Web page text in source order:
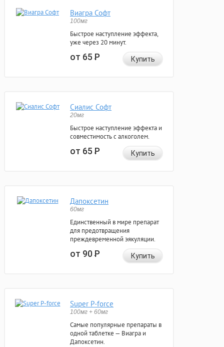
Виагра Софт
100мг
Быстрое наступление эффекта,
уже через 20 минут.
от 65Р Купить
Сиалис Софт
20мг
Быстрое наступление эффекта и
совместимость с алкоголем.
от 65Р Купить
Дапоксетин
60мг
Единственный в мире препарат
для предотвращения
преждевременной эякуляции.
от 90Р Купить
Super P-force
100мг + 60мг
Самые популярные препараты в
одной таблетке — Виагра и
Дапоксетин.